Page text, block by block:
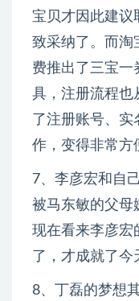
宝贝才因此建议
致采纳了。而淘
费推出了三宝一
具，注册流程也
了注册账号、
作，变得非常方
7、李彦宏和自
被马东敏的父母
现在看来李彦宏
了，才成就了今
8、丁磊的梦想